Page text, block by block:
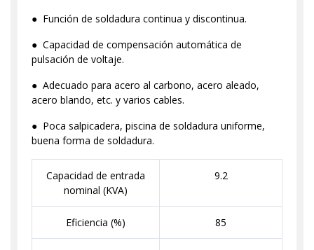
● Función de soldadura continua y discontinua.
● Capacidad de compensación automática de
pulsación de voltaje.
● Adecuado para acero al carbono, acero aleado,
acero blando, etc. y varios cables.
● Poca salpicadera, piscina de soldadura uniforme,
buena forma de soldadura.
Capacidad de entrada
nominal (KVA)
9.2
Eficiencia (%) 85